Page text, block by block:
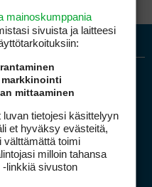
mainoskumppania
sivuista ja laitteesi
mittaaminen
tietojesi käsittelyyn
et hyväksy evästeitä,
välttämättä toimi
milloin tahansa
-linkkiä sivuston